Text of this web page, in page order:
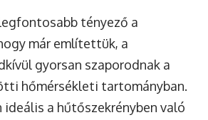
tényező a
már említettük, a
gyorsan szaporodnak a
hőmérsékleti tartományban.
ideális a hűtőszekrényben való